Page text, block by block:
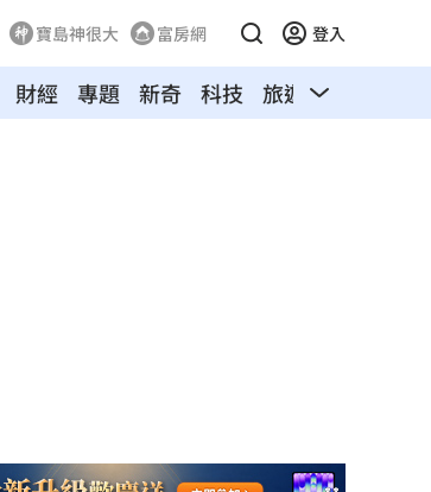
寶島神很大 富房網 登入
財經 專題 新奇 科技 旅遊 汽車